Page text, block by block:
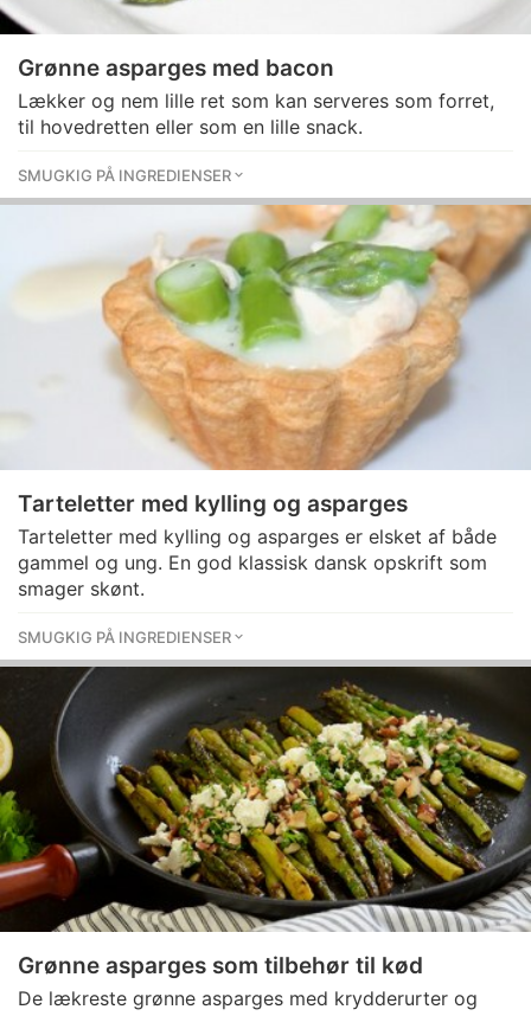
Grønne asparges med bacon
Lækker og nem lille ret som kan serveres som forret,
til hovedretten eller som en lille snack.
SMUGKIG PÅ INGREDIENSER
Tarteletter med kylling og asparges
Tarteletter med kylling og asparges er elsket af både
gammel og ung. En god klassisk dansk opskrift som
smager skønt.
SMUGKIG PÅ INGREDIENSER
Grønne asparges som tilbehør til kød
De lækreste grønne asparges med krydderurter og